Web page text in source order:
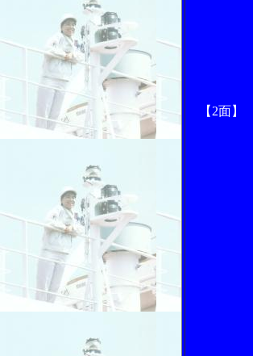
【2面】